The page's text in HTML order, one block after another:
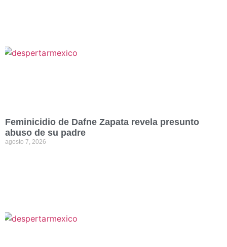
Feminicidio de Dafne Zapata revela presunto
abuso de su padre
agosto 7, 2026